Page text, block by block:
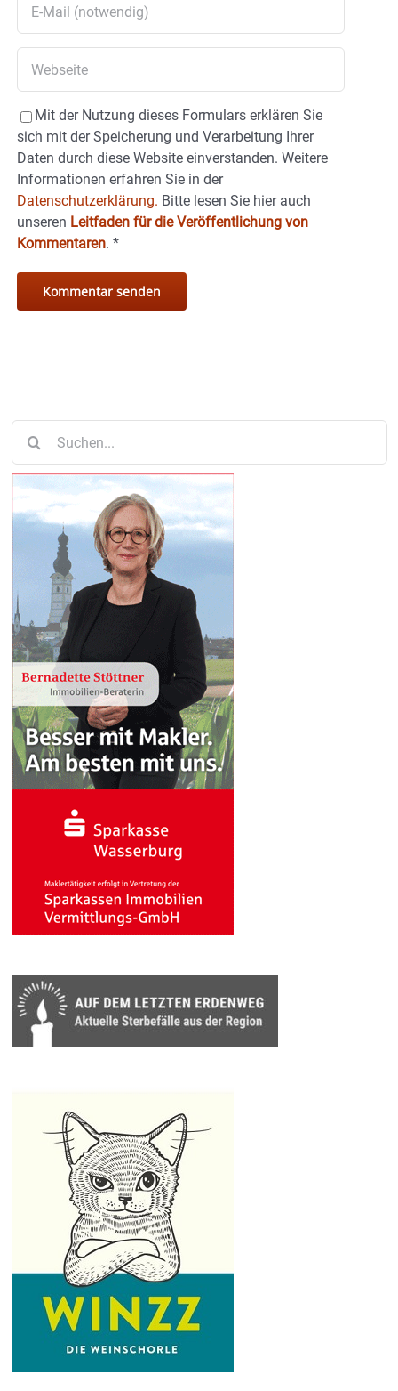
Mit der Nutzung dieses Formulars erklären Sie
sich mit der Speicherung und Verarbeitung Ihrer
Daten durch diese Website einverstanden. Weitere
Informationen erfahren Sie in der
Datenschutzerklärung. Bitte lesen Sie hier auch
unseren Leitfaden für die Veröffentlichung von
Kommentaren. *
nach: